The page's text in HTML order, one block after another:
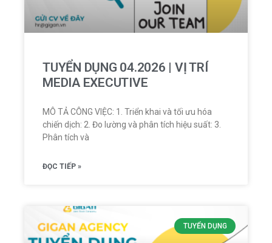
TUYỂN DỤNG 04.2026 | VỊ TRÍ
MEDIA EXECUTIVE
MÔ TẢ CÔNG VIỆC: 1. Triển khai và tối ưu hóa
chiến dịch: 2. Đo lường và phân tích hiệu suất: 3.
Phân tích và
ĐỌC TIẾP »
TUYỂN DỤNG